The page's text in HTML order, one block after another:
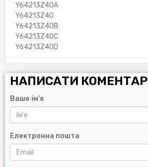
Y64213Z40A
Y64213Z40
Y64213Z40B
Y64213Z40C
Y64213Z40D
НАПИСАТИ КОМЕНТАР
Ваше ім'я
Електронна пошта